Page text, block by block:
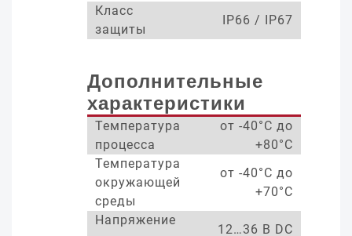
Класс
защиты
IP66 / IP67
Дополнительные
характеристики
Температура
процесса
от -40°С до
+80°С
Температура
окружающей
среды
от -40°С до
+70°С
Напряжение
12…36 В DC